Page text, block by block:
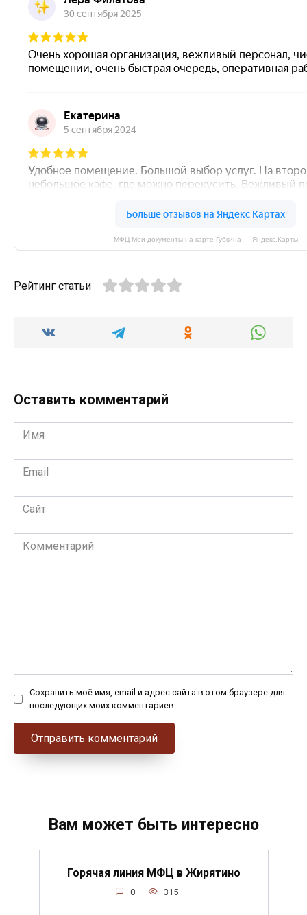
МФЦ Мои документы на карте Губкина — Яндекс.Карты
Рейтинг статьи
Оставить комментарий
Имя
*
Email
*
Сайт
Комментарий
Сохранить моё имя, email и адрес сайта в этом браузере для
последующих моих комментариев.
Вам может быть интересно
Горячая линия МФЦ в Жирятино
0 315